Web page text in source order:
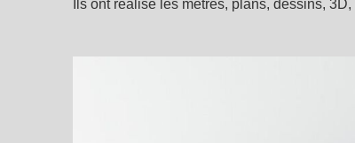
Ils ont réalisé les métrés, plans, dessins,